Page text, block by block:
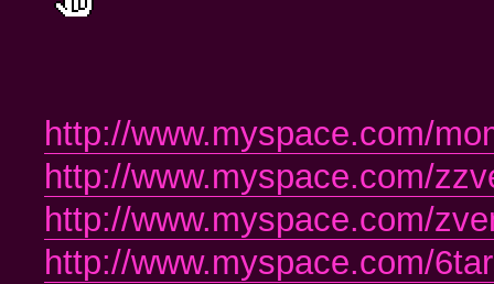
http://www.myspace.com/
http://www.myspace.com/
http://www.myspace.com/
http://www.myspace.com/